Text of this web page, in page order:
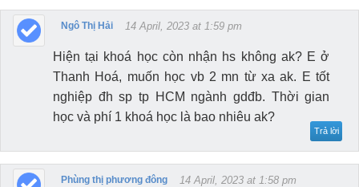
Ngô Thị Hải 14 April, 2023 at 1:59 pm
Hiện tại khoá học còn nhận hs không ak? E ở
Thanh Hoá, muốn học vb 2 mn từ xa ak. E tốt
nghiệp đh sp tp HCM ngành gdđb. Thời gian
học và phí 1 khoá học là bao nhiêu ak?
Trả lời
Phùng thị phương đông 14 April, 2023 at 1:58 pm